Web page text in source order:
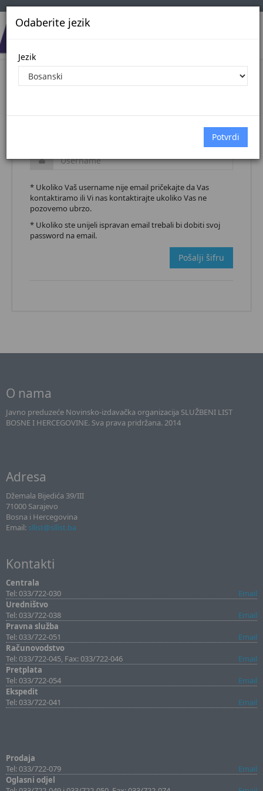
Odaberite jezik
Jezik
Pošalji šifru
* Ukoliko Vaš username nije email pričekajte da Vas
kontaktiramo ili Vi nas kontaktirajte ukoliko Vas ne
pozovemo ubrzo.
* Ukoliko ste unijeli ispravan email trebali bi dobiti svoj
password na email.
Pošalji šifru
O nama
Javno preduzeće Novinsko-izdavačka organizacija SLUŽBENI LIST
BOSNE I HERCEGOVINE. Sva prava pridržana. 2014
Adresa
Džemala Bijedića 39/III
71000 Sarajevo
Bosna i Hercegovina
Email: sllist@sllist.ba
Kontakti
Centrala
Tel: 033/722-030
Email
Uredništvo
Tel: 033/722-038
Email
Pravna služba
Tel: 033/722-051
Email
Računovodstvo
Tel: 033/722-045, Fax: 033/722-046
Email
Pretplata
Tel: 033/722-054
Email
Ekspedit
Tel: 033/722-041
Email
Prodaja
Tel: 033/722-079
Email
Oglasni odjel